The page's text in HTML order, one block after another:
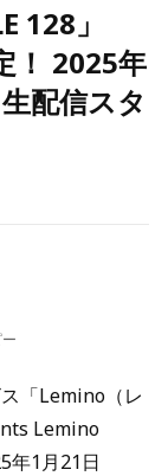
128」
！ 2025年
配信スタ
「Lemino（レ
Lemino
年1月21日